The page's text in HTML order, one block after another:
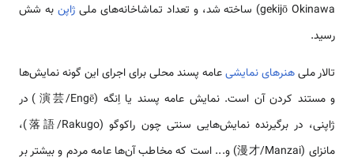
gekijō Okinawa) ساخته شد، و تعداد تماشاخانه‌های ملی
ژاپن به شش
رسید.
تالار ملیهنرهای نمایشیعامه پسند محلی برای اجرای این گونه نمایش‌ها
و مستند کردن آن است. نمایش عامه پسند یا اِنگه (演芸/Engē) در
ژاپنی، در برگیرنده نمایش‌هایی سنتی چون راکوگو (落語/Rakugo)،
مانزای (漫才/Manzai) و... است که مخاطب آن‌ها عامه مردم و بیشتر بر